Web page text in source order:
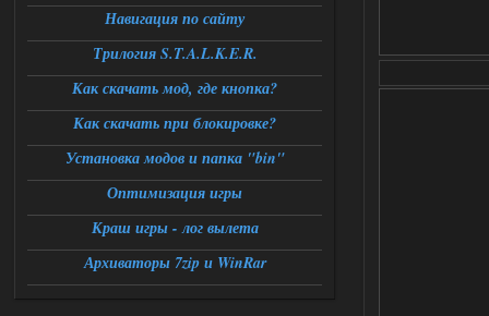
Навигация по сайту
Трилогия S.T.A.L.K.E.R.
Как скачать мод, где кнопка?
Как скачать при блокировке?
Установка модов и папка "bin"
Оптимизация игры
Краш игры - лог вылета
Архиваторы 7zip и WinRar